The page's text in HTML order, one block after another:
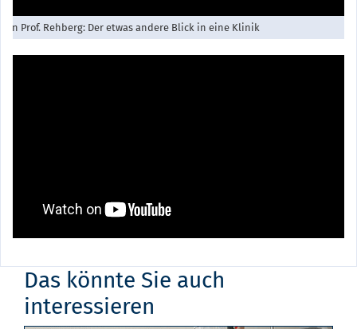
an Prof. Rehberg: Der etwas andere Blick in eine Klinik
Das könnte Sie auch
interessieren